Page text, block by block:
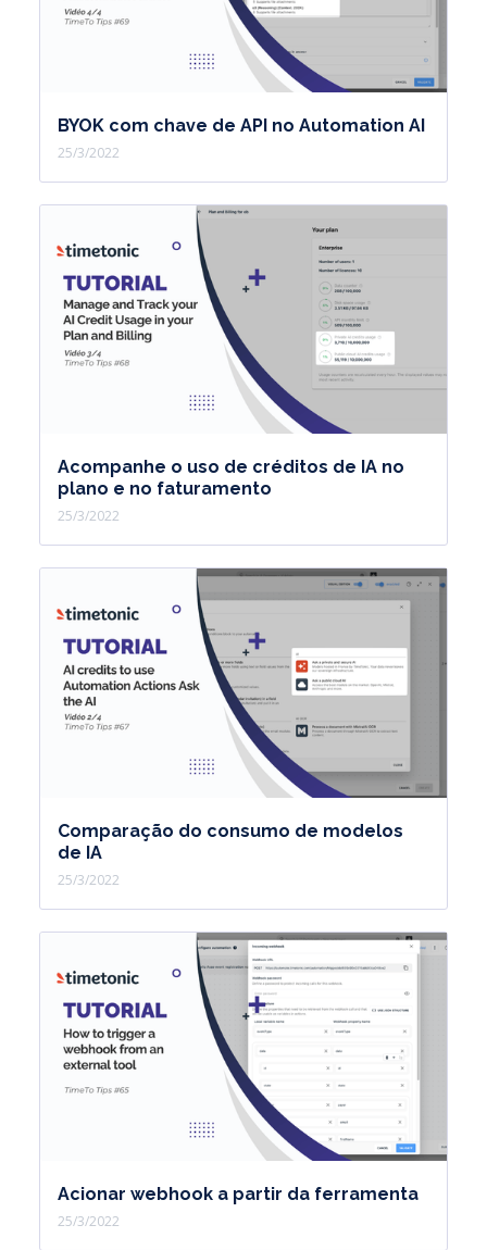
BYOK com chave de API no Automation AI
25/3/2022
Acompanhe o uso de créditos de IA no
plano e no faturamento
25/3/2022
Comparação do consumo de modelos
de IA
25/3/2022
Acionar webhook a partir da ferramenta
25/3/2022